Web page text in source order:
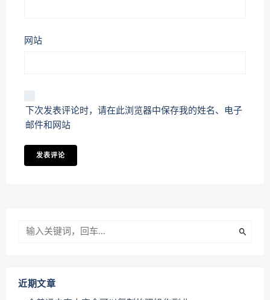
网站
下次发表评论时，请在此浏览器中保存我的姓名、电子
邮件和网站
近期文章